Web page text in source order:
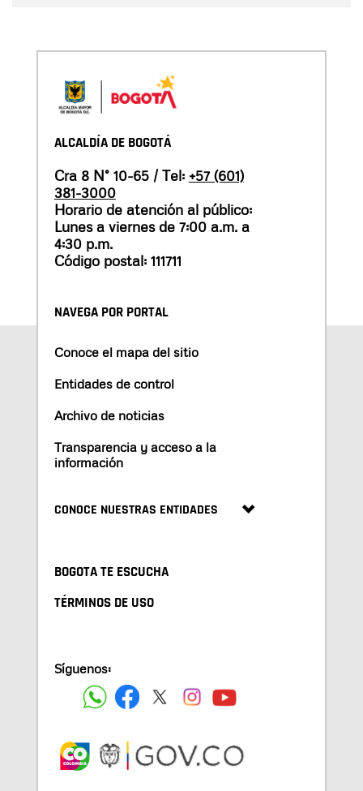
ALCALDÍA DE BOGOTÁ
Cra 8 N° 10-65 / Tel: +57 (601)
381-3000
Horario de atención al público:
Lunes a viernes de 7:00 a.m. a
4:30 p.m.
Código postal: 111711
NAVEGA POR PORTAL
Conoce el mapa del sitio
Entidades de control
Archivo de noticias
Transparencia y acceso a la
información
CONOCE NUESTRAS ENTIDADES
BOGOTA TE ESCUCHA
TÉRMINOS DE USO
Síguenos: